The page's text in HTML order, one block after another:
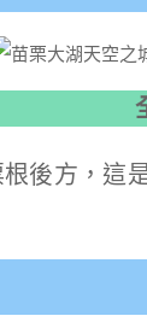
後方，這